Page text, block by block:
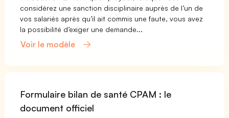
considérez une sanction disciplinaire auprès de l’un de
vos salariés après qu’il ait commis une faute, vous avez
la possibilité d’exiger une demande...
Voir le modèle
Formulaire bilan de santé CPAM : le
document officiel